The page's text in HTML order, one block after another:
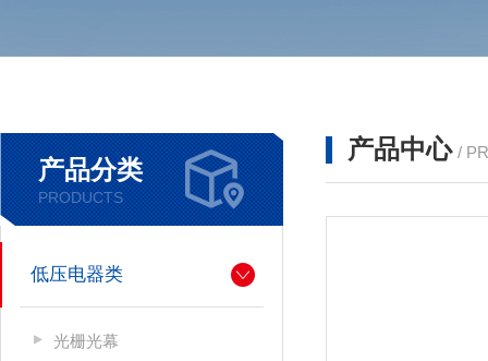
产品分类
PRODUCTS
低压电器类
光栅光幕
产品中心 /